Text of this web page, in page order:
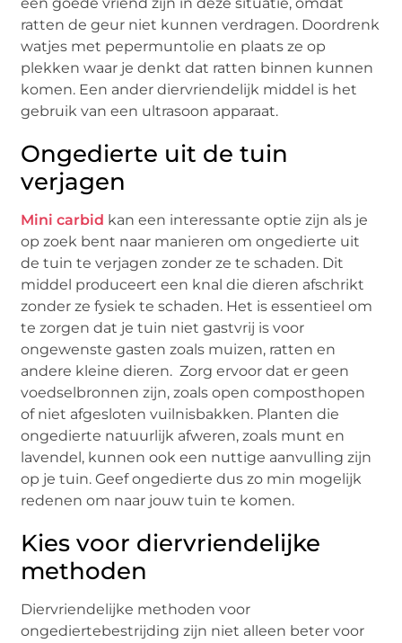
ratten de geur niet kunnen verdragen. Doordrenk
watjes met pepermuntolie en plaats ze op
plekken waar je denkt dat ratten binnen kunnen
komen. Een ander diervriendelijk middel is het
gebruik van een ultrasoon apparaat.
Ongedierte uit de tuin
verjagen
Mini carbid kan een interessante optie zijn als je
op zoek bent naar manieren om ongedierte uit
de tuin te verjagen zonder ze te schaden. Dit
middel produceert een knal die dieren afschrikt
zonder ze fysiek te schaden. Het is essentieel om
te zorgen dat je tuin niet gastvrij is voor
ongewenste gasten zoals muizen, ratten en
andere kleine dieren. Zorg ervoor dat er geen
voedselbronnen zijn, zoals open composthopen
of niet afgesloten vuilnisbakken. Planten die
ongedierte natuurlijk afweren, zoals munt en
lavendel, kunnen ook een nuttige aanvulling zijn
op je tuin. Geef ongedierte dus zo min mogelijk
redenen om naar jouw tuin te komen.
Kies voor diervriendelijke
methoden
Diervriendelijke methoden voor
ongediertebestrijding zijn niet alleen beter voor